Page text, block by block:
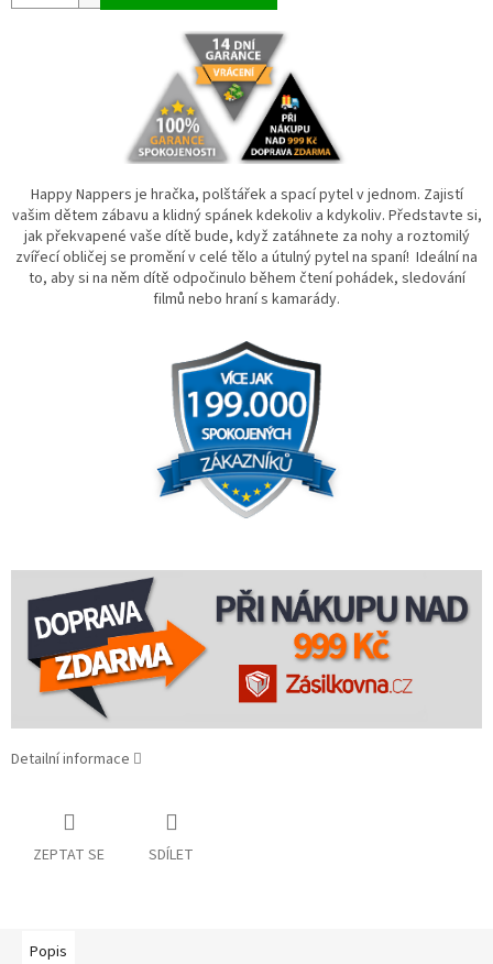
Happy Nappers je hračka, polštářek a spací pytel v jednom. Zajistí
vašim dětem zábavu a klidný spánek kdekoliv a kdykoliv. Představte si,
jak překvapené vaše dítě bude, když zatáhnete za nohy a roztomilý
zvířecí obličej se promění v celé tělo a útulný pytel na spaní! Ideální na
to, aby si na něm dítě odpočinulo během čtení pohádek, sledování
filmů nebo hraní s kamarády.
Detailní informace
ZEPTAT SE SDÍLET
Popis